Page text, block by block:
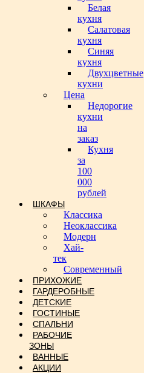
Белая
кухня
Салатовая
кухня
Синяя
кухня
Двухцветные
кухни
Цена
Недорогие
кухни
на
заказ
Кухня
за
100
000
рублей
ШКАФЫ
Классика
Неоклассика
Модерн
Хай-
тек
Современный
ПРИХОЖИЕ
ГАРДЕРОБНЫЕ
ДЕТСКИЕ
ГОСТИНЫЕ
СПАЛЬНИ
РАБОЧИЕ
ЗОНЫ
ВАННЫЕ
АКЦИИ